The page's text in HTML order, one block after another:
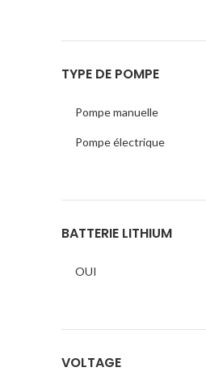
TYPE DE POMPE
Pompe manuelle
Pompe électrique
BATTERIE LITHIUM
OUI
VOLTAGE